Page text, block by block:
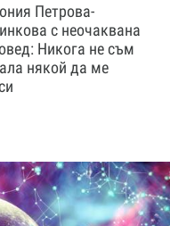
Петрова-
с неочаквана
Никога не съм
някой да ме